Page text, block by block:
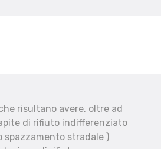
risultano avere, oltre ad
di rifiuto indifferenziato
spazzamento stradale )